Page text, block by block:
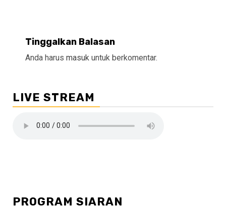
Tinggalkan Balasan
Anda harus masuk untuk berkomentar.
LIVE STREAM
PROGRAM SIARAN